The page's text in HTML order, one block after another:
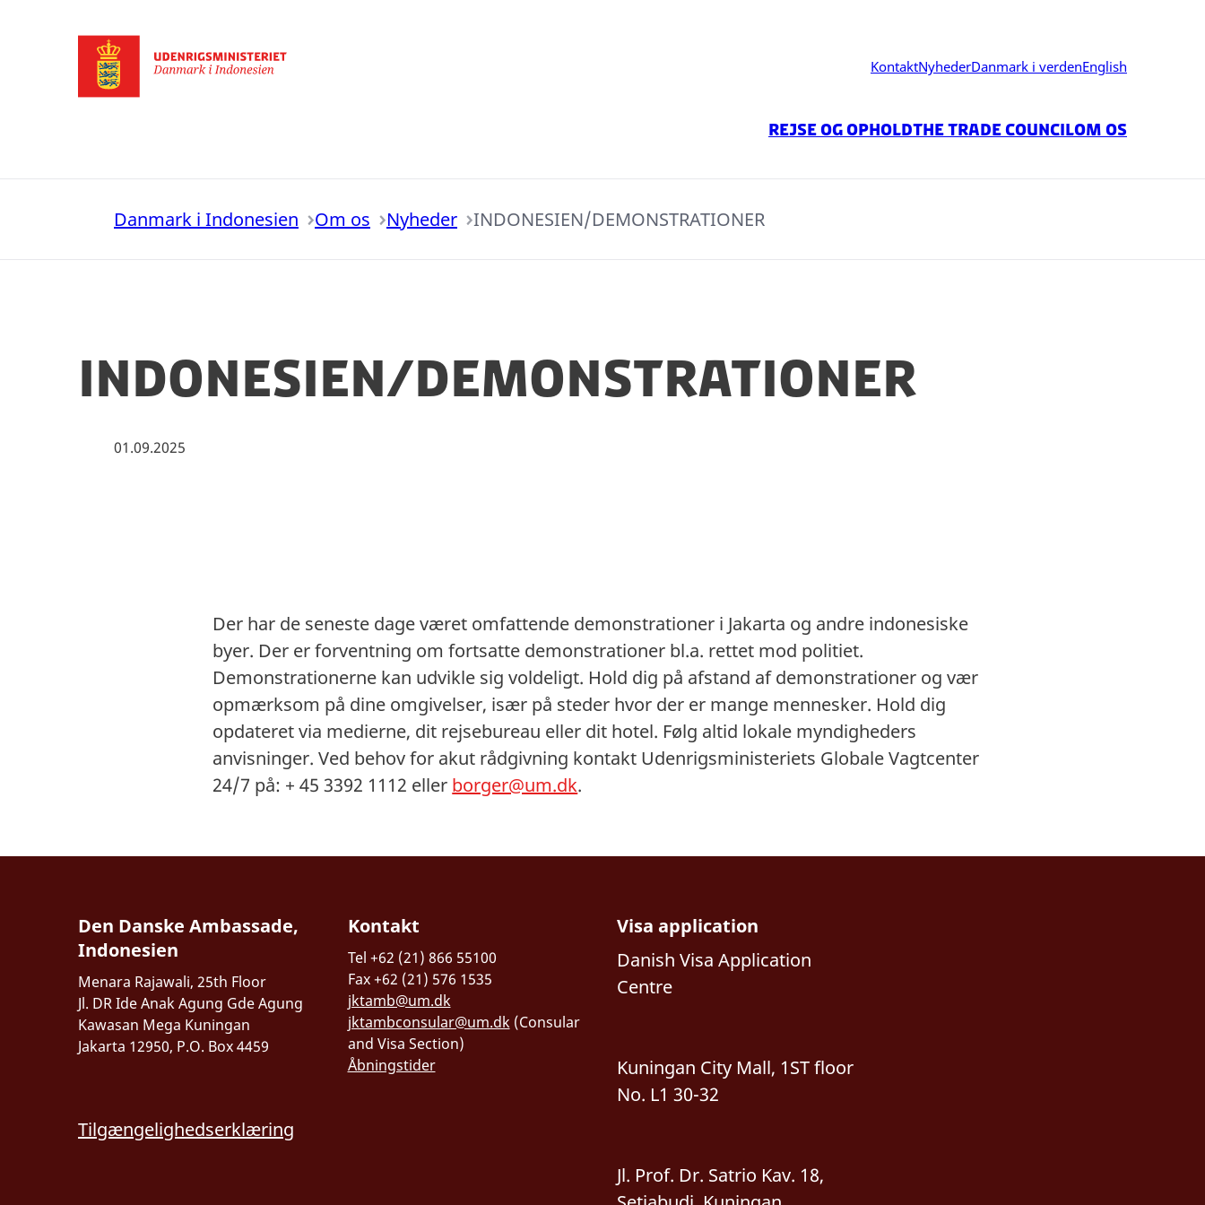
KontaktNyhederDanmark i verdenEnglish
Rejse og opholdThe Trade CouncilOm os
Danmark i Indonesien Om os Nyheder INDONESIEN/DEMONSTRATIONER
INDONESIEN/DEMONSTRATIONER
01.09.2025
Der har de seneste dage været omfattende demonstrationer i Jakarta og andre indonesiske
byer. Der er forventning om fortsatte demonstrationer bl.a. rettet mod politiet.
Demonstrationerne kan udvikle sig voldeligt. Hold dig på afstand af demonstrationer og vær
opmærksom på dine omgivelser, især på steder hvor der er mange mennesker. Hold dig
opdateret via medierne, dit rejsebureau eller dit hotel. Følg altid lokale myndigheders
anvisninger. Ved behov for akut rådgivning kontakt Udenrigsministeriets Globale Vagtcenter
24/7 på: + 45 3392 1112 eller borger@um.dk.
Den Danske Ambassade,
Indonesien
Menara Rajawali, 25th Floor
Jl. DR Ide Anak Agung Gde Agung
Kawasan Mega Kuningan
Jakarta 12950, P.O. Box 4459
Tilgængelighedserklæring
Kontakt
Tel +62 (21) 866 55100
Fax +62 (21) 576 1535
jktamb@um.dk
jktambconsular@um.dk(Consular
and Visa Section)
Åbningstider
Visa application
Danish Visa Application
Centre
Kuningan City Mall, 1ST floor
No. L1 30-32
Jl. Prof. Dr. Satrio Kav. 18,